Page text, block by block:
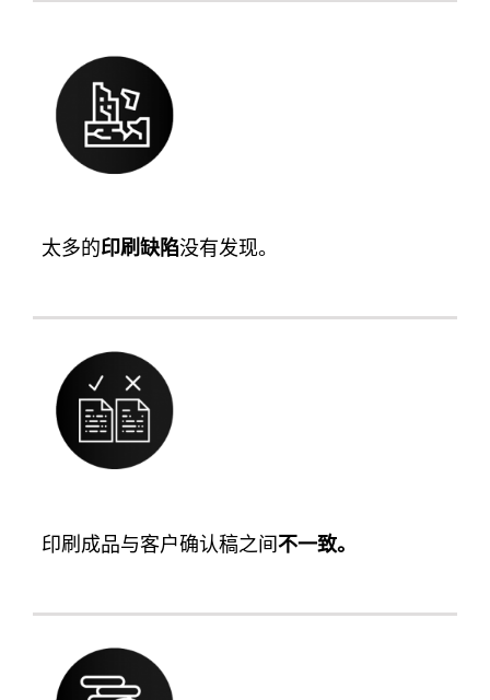
太多的印刷缺陷没有发现。
印刷成品与客户确认稿之间不一致。